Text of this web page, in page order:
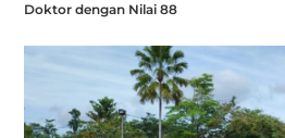
Doktor dengan Nilai 88